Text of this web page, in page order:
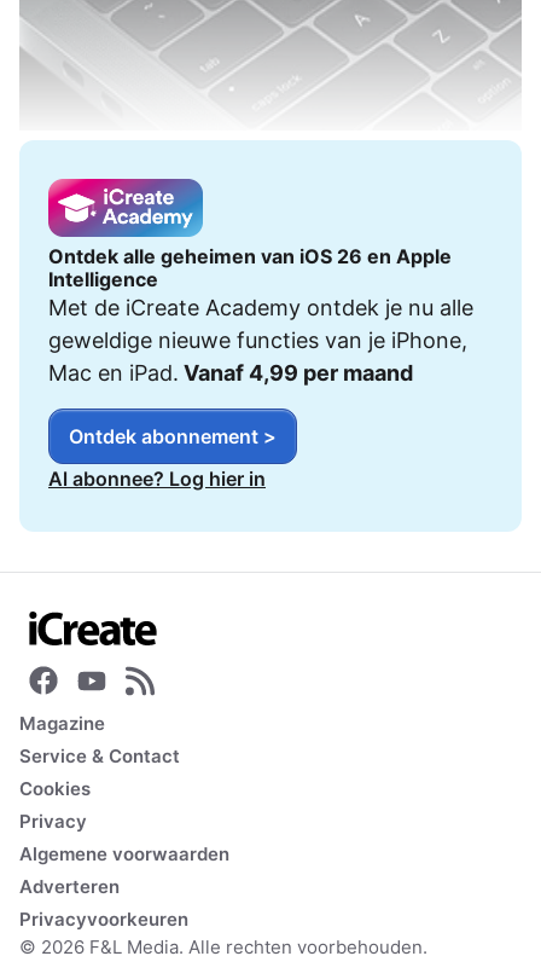
Ontdek alle geheimen van iOS 26 en Apple
Intelligence
Met de iCreate Academy ontdek je nu alle
geweldige nieuwe functies van je iPhone,
Mac en iPad. Vanaf 4,99 per maand
Ontdek abonnement >
Al abonnee? Log hier in
Magazine
Service & Contact
Cookies
Privacy
Algemene voorwaarden
Adverteren
Privacyvoorkeuren
© 2026 F&L Media. Alle rechten voorbehouden.